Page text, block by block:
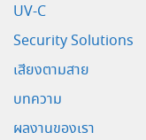
UV-C
Security Solutions
เสียงตามสาย
บทความ
ผลงานของเรา